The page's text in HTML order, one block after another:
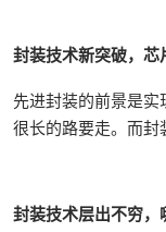
封装技术新突破，芯
先进封装的前景是
很长的路要走。而封
封装技术层出不穷，